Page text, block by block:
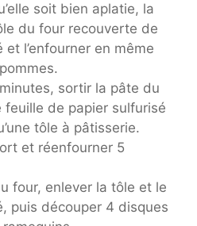
soit bien aplatie, la
du four recouverte de
et l’enfourner en même
sortir la pâte du
feuille de papier sulfurisé
tôle à pâtisserie.
et réenfourner 5
four, enlever la tôle et le
puis découper 4 disques